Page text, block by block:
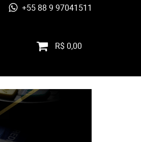
+55 88 9 97041511
R$ 0,00